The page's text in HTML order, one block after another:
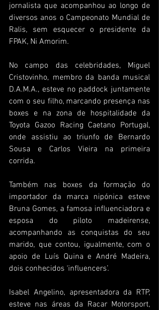
jornalista que acompanhou ao longo de
diversos anos o Campeonato Mundial de
Ralis, sem esquecer o presidente da
FPAK, Ni Amorim.
No campo das celebridades, Miguel
Cristovinho, membro da banda musical
D.A.M.A., esteve no paddock juntamente
com o seu filho, marcando presença nas
boxes e na zona de hospitalidade da
Toyota Gazoo Racing Caetano Portugal,
onde assistiu ao triunfo de Bernardo
Sousa e Carlos Vieira na primeira
corrida.
Também nas boxes da formação do
importador da marca nipónica esteve
Bruna Gomes, a famosa influenciadora e
esposa do piloto madeirense,
acompanhando as conquistas do seu
marido, que contou, igualmente, com o
apoio de Luís Quina e André Madeira,
dois conhecidos ‘influencers’.
Isabel Angelino, apresentadora da RTP,
esteve nas áreas da Racar Motorsport,